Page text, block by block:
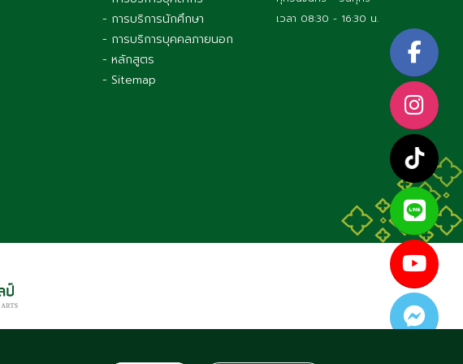
- การบริการนักศึกษา
- การบริการบุคคลภายนอก
- หลักสูตร
- Sitemap
เวลา 08:30 - 16:30 น.